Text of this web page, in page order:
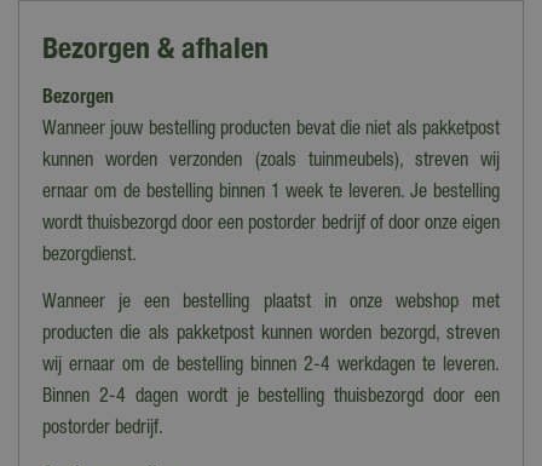
Animatie & Vermaak
Thema
Carnival
Bewegend
Geluid
Ja
Lengte
29 cm
Bezorgen & afhalen
Bezorgen
Wanneer jouw bestelling producten bevat die niet als pakketpost
kunnen worden verzonden (zoals tuinmeubels), streven wij
ernaar om de bestelling binnen 1 week te leveren. Je bestelling
wordt thuisbezorgd door een postorder bedrijf of door onze eigen
bezorgdienst.
Wanneer je een bestelling plaatst in onze webshop met
producten die als pakketpost kunnen worden bezorgd, streven
wij ernaar om de bestelling binnen 2-4 werkdagen te leveren.
Binnen 2-4 dagen wordt je bestelling thuisbezorgd door een
postorder bedrijf.